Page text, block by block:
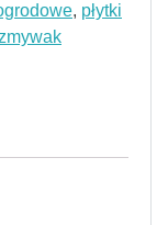
, płytki